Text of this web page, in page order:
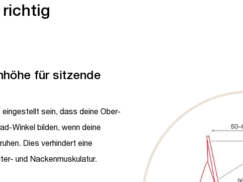
für sitzende
sein, dass deine Ober-
Winkel bilden, wenn deine
Dies verhindert eine
und Nackenmuskulatur.